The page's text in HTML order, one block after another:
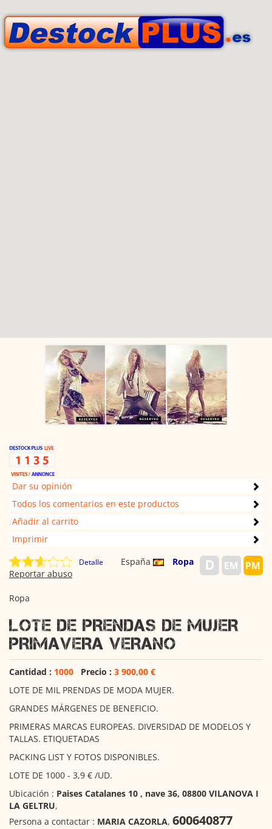
Dar su opinión
Todos los comentarios en este productos
Añadir al carrito
Imprimir
Detalle España
Ropa
Reportar abuso
Ropa
LOTE DE PRENDAS DE MUJER
PRIMAVERA VERANO
Cantidad : 1000 Precio : 3 900,00 €
LOTE DE MIL PRENDAS DE MODA MUJER.
GRANDES MÁRGENES DE BENEFICIO.
PRIMERAS MARCAS EUROPEAS. DIVERSIDAD DE MODELOS Y
TALLAS. ETIQUETADAS
PACKING LIST Y FOTOS DISPONIBLES.
LOTE DE 1000 - 3,9 € /UD.
Ubicación : Paises Catalanes 10 , nave 36, 08800 VILANOVA I
LA GELTRU,
Persona a contactar : MARIA CAZORLA, 600640877